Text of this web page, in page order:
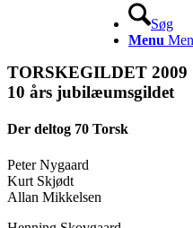
Søg
Menu
TORSKEGILDET 2009
10 års jubilæumsgildet
Der deltog 70 Torsk
Peter Nygaard
Kurt Skjødt
Allan Mikkelsen